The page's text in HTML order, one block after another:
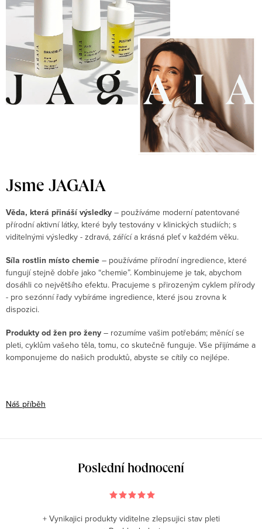
Jsme JAGAIA
Věda, která přináší výsledky – používáme moderní patentované
přírodní aktivní látky, které byly testovány v klinických studiích; s
viditelnými výsledky - zdravá, zářící a krásná pleť v každém věku.
Síla rostlin místo chemie – používáme přírodní ingredience, které
fungují stejně dobře jako “chemie”. Kombinujeme je tak, abychom
dosáhli co největšího efektu. Pracujeme s přirozeným cyklem přírody
- pro sezónní řady vybíráme ingredience, které jsou zrovna k
dispozici.
Produkty od žen pro ženy – rozumíme vašim potřebám; měnící se
pleti, cyklům vašeho těla, tomu, co skutečně funguje. Vše přijímáme a
komponujeme do našich produktů, abyste se cítily co nejlépe.
Náš příběh
Poslední hodnocení
+ Vynikajici produkty viditelne zlepsujici stav pleti